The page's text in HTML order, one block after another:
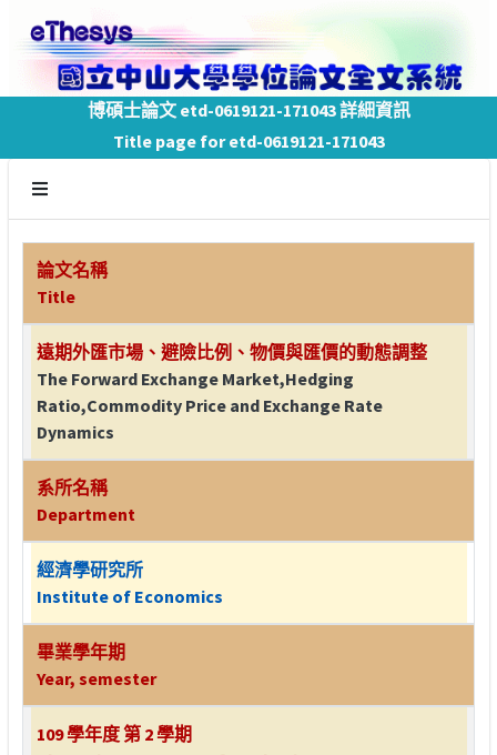
博碩士論文 etd-0619121-171043 詳細資訊
Title page for etd-0619121-171043
論文名稱
Title
遠期外匯市場、避險比例、物價與匯價的動態調整
The Forward Exchange Market,Hedging
Ratio,Commodity Price and Exchange Rate
Dynamics
系所名稱
Department
經濟學研究所
Institute of Economics
畢業學年期
Year, semester
109 學年度 第 2 學期